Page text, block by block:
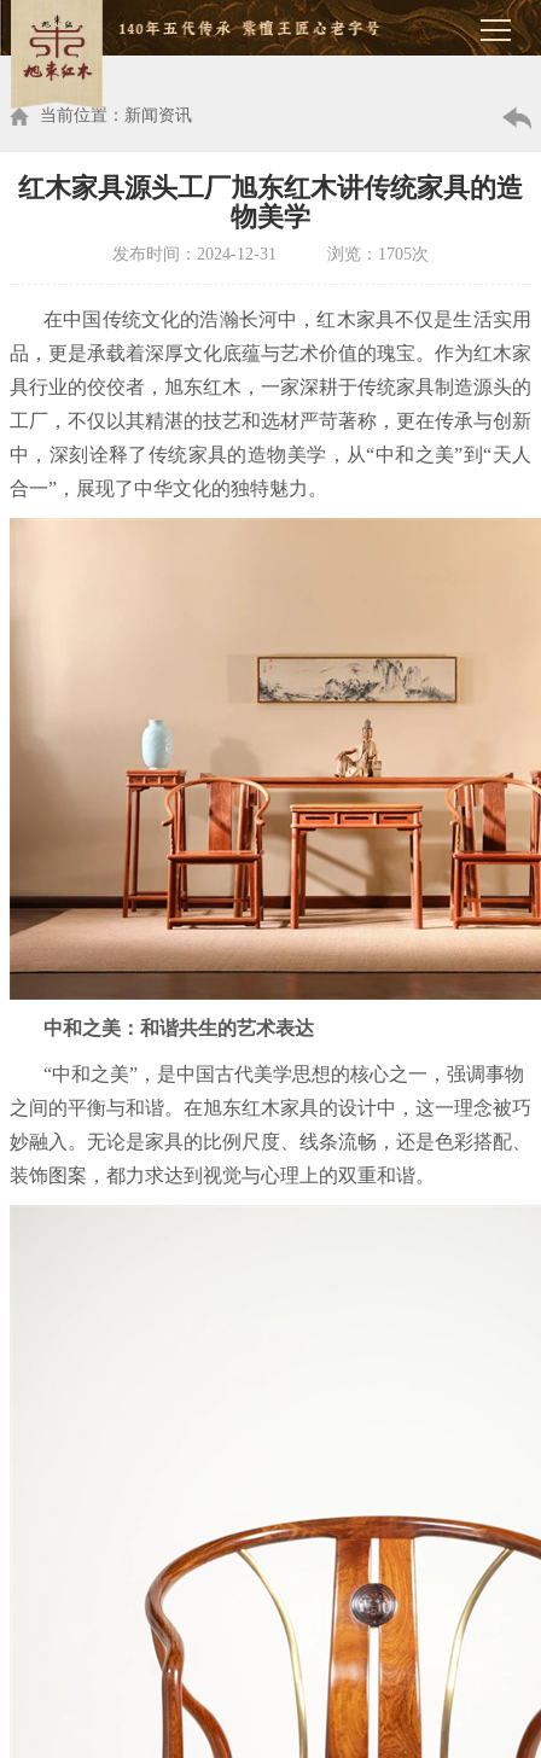
当前位置：新闻资讯
红木家具源头工厂旭东红木讲传统家具的造
物美学
发布时间：2024-12-31 浏览：1705次
在中国传统文化的浩瀚长河中，红木家具不仅是生活实用
品，更是承载着深厚文化底蕴与艺术价值的瑰宝。作为红木家
具行业的佼佼者，旭东红木，一家深耕于传统家具制造源头的
工厂，不仅以其精湛的技艺和选材严苛著称，更在传承与创新
中，深刻诠释了传统家具的造物美学，从“中和之美”到“天人
合一”，展现了中华文化的独特魅力。
中和之美：和谐共生的艺术表达
“中和之美”，是中国古代美学思想的核心之一，强调事物
之间的平衡与和谐。在旭东红木家具的设计中，这一理念被巧
妙融入。无论是家具的比例尺度、线条流畅，还是色彩搭配、
装饰图案，都力求达到视觉与心理上的双重和谐。